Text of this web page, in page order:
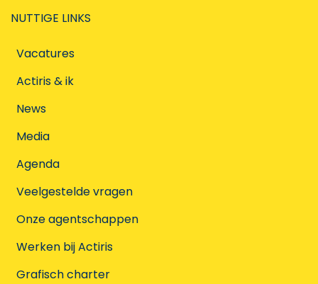
NUTTIGE LINKS
Vacatures
Actiris & ik
News
Media
Agenda
Veelgestelde vragen
Onze agentschappen
Werken bij Actiris
Grafisch charter